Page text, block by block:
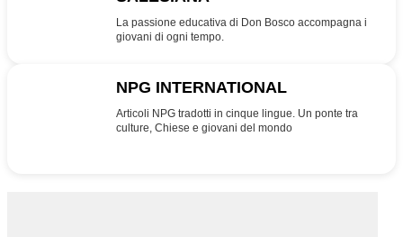
La passione educativa di Don Bosco accompagna i
giovani di ogni tempo.
NPG INTERNATIONAL
Articoli NPG tradotti in cinque lingue. Un ponte tra
culture, Chiese e giovani del mondo